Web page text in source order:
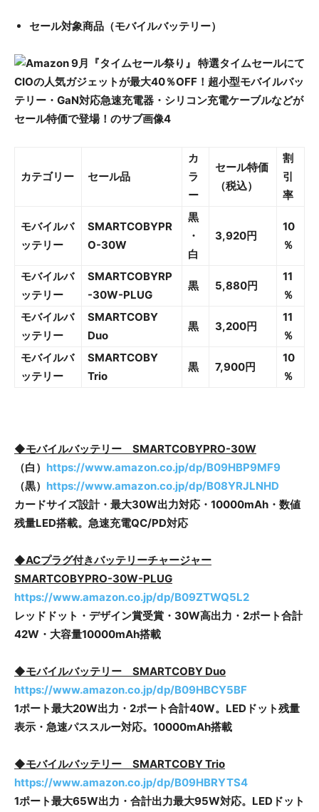
セール対象商品（モバイルバッテリー）
カテゴリー セール品
カ
ラ
ー
セール特価
（税込）
割
引
率
モバイルバ
ッテリー
SMARTCOBYPR
O-30W
黒
・
白
3,920円
10
％
モバイルバ
ッテリー
SMARTCOBYRP
-30W-PLUG
黒 5,880円
11
％
モバイルバ
ッテリー
SMARTCOBY
Duo
黒 3,200円
11
％
モバイルバ
ッテリー
SMARTCOBY
Trio
黒 7,900円
10
％
◆モバイルバッテリー SMARTCOBYPRO-30W
（白） https://www.amazon.co.jp/dp/B09HBP9MF9
（黒） https://www.amazon.co.jp/dp/B08YRJLNHD
カードサイズ設計・最大30W出力対応・10000mAh・数値
残量LED搭載。急速充電QC/PD対応
◆ACプラグ付きバッテリーチャージャー
SMARTCOBYPRO-30W-PLUG
https://www.amazon.co.jp/dp/B09ZTWQ5L2
レッドドット・デザイン賞受賞・30W高出力・2ポート合計
42W・大容量10000mAh搭載
◆モバイルバッテリー SMARTCOBY Duo
https://www.amazon.co.jp/dp/B09HBCY5BF
1ポート最大20W出力・2ポート合計40W。LEDドット残量
表示・急速パススルー対応。10000mAh搭載
◆モバイルバッテリー SMARTCOBY Trio
https://www.amazon.co.jp/dp/B09HBRYTS4
1ポート最大65W出力・合計出力最大95W対応。LEDドット